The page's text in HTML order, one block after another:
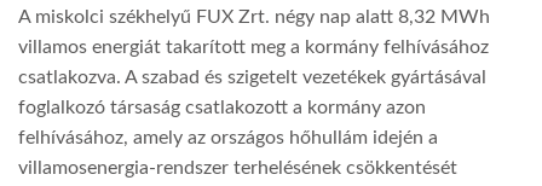
A miskolci székhelyű FUX Zrt. négy nap alatt 8,32 MWh
villamos energiát takarított meg a kormány felhívásához
csatlakozva. A szabad és szigetelt vezetékek gyártásával
foglalkozó társaság csatlakozott a kormány azon
felhívásához, amely az országos hőhullám idején a
villamosenergia-rendszer terhelésének csökkentését